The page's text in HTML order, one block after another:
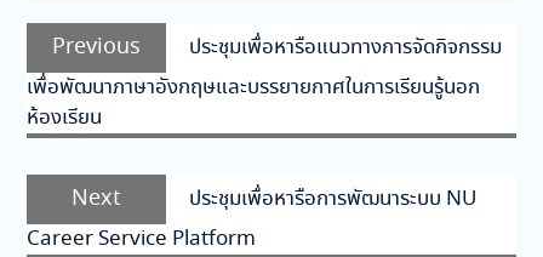
แนะแนว
เรื่อง
Previous
Previous
post:
ประชุมเพื่อหารือแนวทางการจัดกิจกรรม
เพื่อพัฒนาภาษาอังกฤษและบรรยายกาศในการเรียนรู้นอก
ห้องเรียน
Next
Next
post:
ประชุมเพื่อหารือการพัฒนาระบบ NU
Career Service Platform